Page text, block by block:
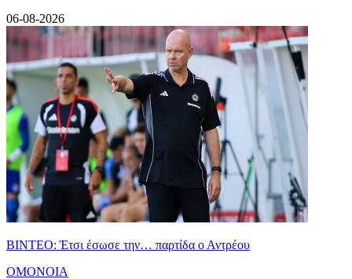
06-08-2026
ΒΙΝΤΕΟ: Έτσι έσωσε την… παρτίδα ο Αντρέου
ΟΜΟΝΟΙΑ